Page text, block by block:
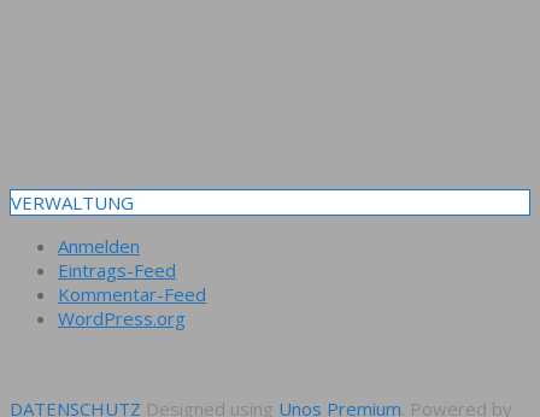
VERWALTUNG
Anmelden
Eintrags-Feed
Kommentar-Feed
WordPress.org
DATENSCHUTZ Designed using Unos Premium. Powered by